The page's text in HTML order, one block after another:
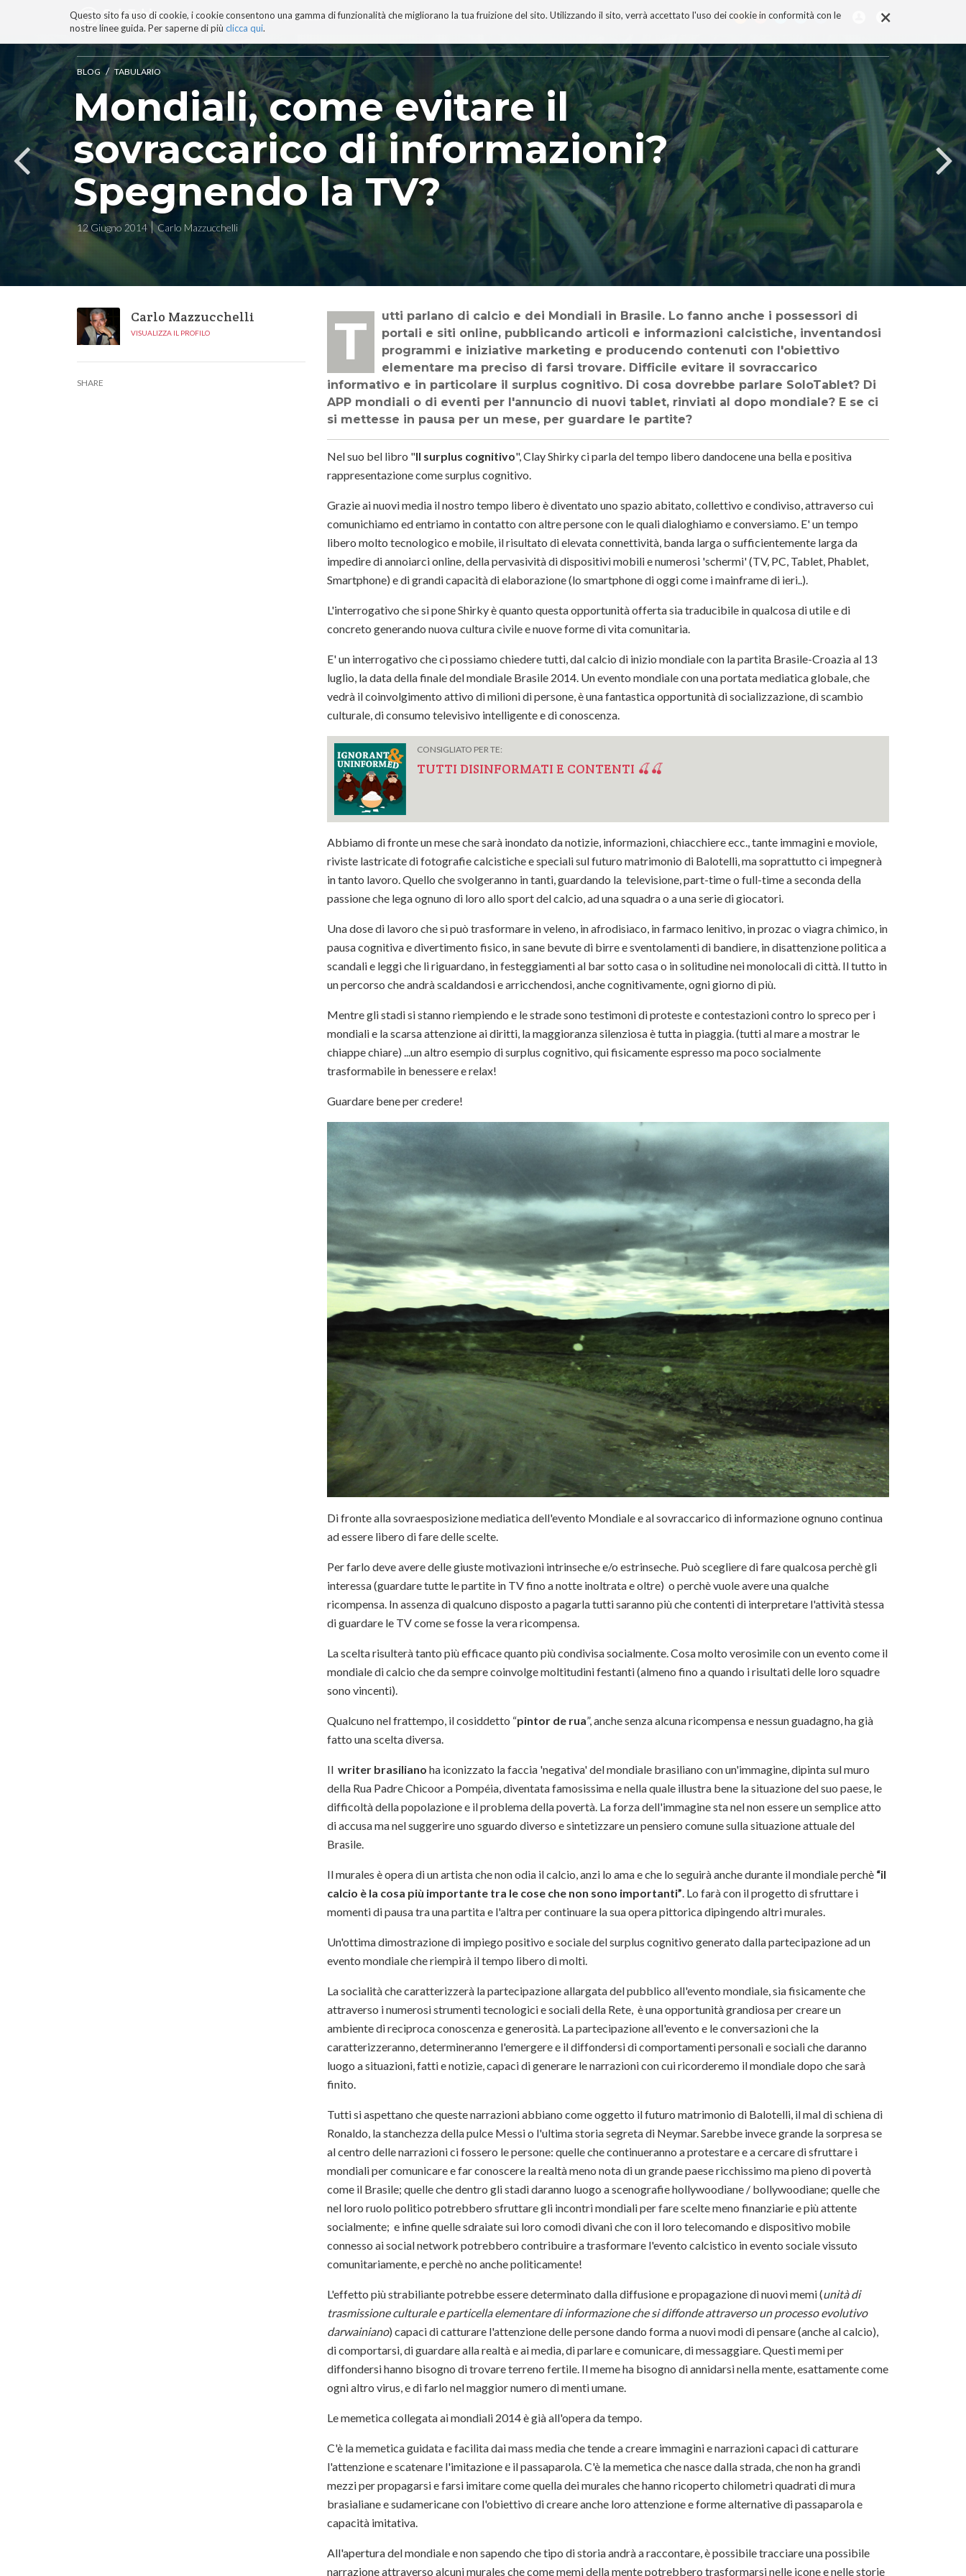
×
Questo sito fa uso di cookie, i cookie consentono una gamma di funzionalità che migliorano la tua fruizione del sito. Utilizzando il sito, verrà accettato l'uso dei cookie in conformità con le
nostre linee guida. Per saperne di più clicca qui.
BLOG TECNOCONSAPEVOLEZZA TECNOBIBLIOGRAFIA I MIEI LIBRI PROGETTO
ai
contenuti.
|
Salta
alla
navigazione
BLOG / TABULARIO
Mondiali, come evitare il
sovraccarico di informazioni?
Spegnendo la TV?
12 Giugno 2014 Carlo Mazzucchelli
Carlo Mazzucchelli
VISUALIZZA IL PROFILO
SHARE
Tutti parlano di calcio e dei Mondiali in Brasile. Lo fanno anche i possessori di
portali e siti online, pubblicando articoli e informazioni calcistiche, inventandosi
programmi e iniziative marketing e producendo contenuti con l'obiettivo
elementare ma preciso di farsi trovare. Difficile evitare il sovraccarico
informativo e in particolare il surplus cognitivo. Di cosa dovrebbe parlare SoloTablet? Di
APP mondiali o di eventi per l'annuncio di nuovi tablet, rinviati al dopo mondiale? E se ci
si mettesse in pausa per un mese, per guardare le partite?
Nel suo bel libro "Il surplus cognitivo", Clay Shirky ci parla del tempo libero dandocene una bella e positiva
rappresentazione come surplus cognitivo.
Grazie ai nuovi media il nostro tempo libero è diventato uno spazio abitato, collettivo e condiviso, attraverso cui
comunichiamo ed entriamo in contatto con altre persone con le quali dialoghiamo e conversiamo. E' un tempo
libero molto tecnologico e mobile, il risultato di elevata connettività, banda larga o sufficientemente larga da
impedire di annoiarci online, della pervasività di dispositivi mobili e numerosi 'schermi' (TV, PC, Tablet, Phablet,
Smartphone) e di grandi capacità di elaborazione (lo smartphone di oggi come i mainframe di ieri..).
L'interrogativo che si pone Shirky è quanto questa opportunità offerta sia traducibile in qualcosa di utile e di
concreto generando nuova cultura civile e nuove forme di vita comunitaria.
E' un interrogativo che ci possiamo chiedere tutti, dal calcio di inizio mondiale con la partita Brasile-Croazia al 13
luglio, la data della finale del mondiale Brasile 2014. Un evento mondiale con una portata mediatica globale, che
vedrà il coinvolgimento attivo di milioni di persone, è una fantastica opportunità di socializzazione, di scambio
culturale, di consumo televisivo intelligente e di conoscenza.
CONSIGLIATO PER TE:
TUTTI DISINFORMATI E CONTENTI 🍒🍒
Abbiamo di fronte un mese che sarà inondato da notizie, informazioni, chiacchiere ecc., tante immagini e moviole,
riviste lastricate di fotografie calcistiche e speciali sul futuro matrimonio di Balotelli, ma soprattutto ci impegnerà
in tanto lavoro. Quello che svolgeranno in tanti, guardando la televisione, part-time o full-time a seconda della
passione che lega ognuno di loro allo sport del calcio, ad una squadra o a una serie di giocatori.
Una dose di lavoro che si può trasformare in veleno, in afrodisiaco, in farmaco lenitivo, in prozac o viagra chimico, in
pausa cognitiva e divertimento fisico, in sane bevute di birre e sventolamenti di bandiere, in disattenzione politica a
scandali e leggi che li riguardano, in festeggiamenti al bar sotto casa o in solitudine nei monolocali di città. Il tutto in
un percorso che andrà scaldandosi e arricchendosi, anche cognitivamente, ogni giorno di più.
Mentre gli stadi si stanno riempiendo e le strade sono testimoni di proteste e contestazioni contro lo spreco per i
mondiali e la scarsa attenzione ai diritti, la maggioranza silenziosa è tutta in piaggia. (tutti al mare a mostrar le
chiappe chiare) ...un altro esempio di surplus cognitivo, qui fisicamente espresso ma poco socialmente
trasformabile in benessere e relax!
Guardare bene per credere!
Di fronte alla sovraesposizione mediatica dell'evento Mondiale e al sovraccarico di informazione ognuno continua
ad essere libero di fare delle scelte.
Per farlo deve avere delle giuste motivazioni intrinseche e/o estrinseche. Può scegliere di fare qualcosa perchè gli
interessa (guardare tutte le partite in TV fino a notte inoltrata e oltre) o perchè vuole avere una qualche
ricompensa. In assenza di qualcuno disposto a pagarla tutti saranno più che contenti di interpretare l'attività stessa
di guardare le TV come se fosse la vera ricompensa.
La scelta risulterà tanto più efficace quanto più condivisa socialmente. Cosa molto verosimile con un evento come il
mondiale di calcio che da sempre coinvolge moltitudini festanti (almeno fino a quando i risultati delle loro squadre
sono vincenti).
Qualcuno nel frattempo, il cosiddetto “pintor de rua”, anche senza alcuna ricompensa e nessun guadagno, ha già
fatto una scelta diversa.
Il writer brasiliano ha iconizzato la faccia 'negativa' del mondiale brasiliano con un'immagine, dipinta sul muro
della Rua Padre Chicoor a Pompéia, diventata famosissima e nella quale illustra bene la situazione del suo paese, le
difficoltà della popolazione e il problema della povertà. La forza dell'immagine sta nel non essere un semplice atto
di accusa ma nel suggerire uno sguardo diverso e sintetizzare un pensiero comune sulla situazione attuale del
Brasile.
Il murales è opera di un artista che non odia il calcio, anzi lo ama e che lo seguirà anche durante il mondiale perchè “il
calcio è la cosa più importante tra le cose che non sono importanti”. Lo farà con il progetto di sfruttare i
momenti di pausa tra una partita e l'altra per continuare la sua opera pittorica dipingendo altri murales.
Un'ottima dimostrazione di impiego positivo e sociale del surplus cognitivo generato dalla partecipazione ad un
evento mondiale che riempirà il tempo libero di molti.
La socialità che caratterizzerà la partecipazione allargata del pubblico all'evento mondiale, sia fisicamente che
attraverso i numerosi strumenti tecnologici e sociali della Rete, è una opportunità grandiosa per creare un
ambiente di reciproca conoscenza e generosità. La partecipazione all'evento e le conversazioni che la
caratterizzeranno, determineranno l'emergere e il diffondersi di comportamenti personali e sociali che daranno
luogo a situazioni, fatti e notizie, capaci di generare le narrazioni con cui ricorderemo il mondiale dopo che sarà
finito.
Tutti si aspettano che queste narrazioni abbiano come oggetto il futuro matrimonio di Balotelli, il mal di schiena di
Ronaldo, la stanchezza della pulce Messi o l'ultima storia segreta di Neymar. Sarebbe invece grande la sorpresa se
al centro delle narrazioni ci fossero le persone: quelle che continueranno a protestare e a cercare di sfruttare i
mondiali per comunicare e far conoscere la realtà meno nota di un grande paese ricchissimo ma pieno di povertà
come il Brasile; quelle che dentro gli stadi daranno luogo a scenografie hollywoodiane / bollywoodiane; quelle che
nel loro ruolo politico potrebbero sfruttare gli incontri mondiali per fare scelte meno finanziarie e più attente
socialmente; e infine quelle sdraiate sui loro comodi divani che con il loro telecomando e dispositivo mobile
connesso ai social network potrebbero contribuire a trasformare l'evento calcistico in evento sociale vissuto
comunitariamente, e perchè no anche politicamente!
L'effetto più strabiliante potrebbe essere determinato dalla diffusione e propagazione di nuovi memi (unità di
trasmissione culturale e particella elementare di informazione che si diffonde attraverso un processo evolutivo
darwainiano) capaci di catturare l'attenzione delle persone dando forma a nuovi modi di pensare (anche al calcio),
di comportarsi, di guardare alla realtà e ai media, di parlare e comunicare, di messaggiare. Questi memi per
diffondersi hanno bisogno di trovare terreno fertile. Il meme ha bisogno di annidarsi nella mente, esattamente come
ogni altro virus, e di farlo nel maggior numero di menti umane.
Le memetica collegata ai mondiali 2014 è già all'opera da tempo.
C'è la memetica guidata e facilita dai mass media che tende a creare immagini e narrazioni capaci di catturare
l'attenzione e scatenare l'imitazione e il passaparola. C'è la memetica che nasce dalla strada, che non ha grandi
mezzi per propagarsi e farsi imitare come quella dei murales che hanno ricoperto chilometri quadrati di mura
brasialiane e sudamericane con l'obiettivo di creare anche loro attenzione e forme alternative di passaparola e
capacità imitativa.
All'apertura del mondiale e non sapendo che tipo di storia andrà a raccontare, è possibile tracciare una possibile
narrazione attraverso alcuni murales che come memi della mente potrebbero trasformarsi nelle icone e nelle storie